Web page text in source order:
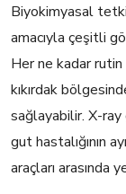
Biyokimyasal
amacıyla çeşitli
Her ne kadar
kıkırdak
sağlayabilir. X-ray
gut hastalığının
araçları arasında